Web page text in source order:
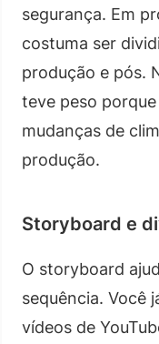
segurança. Em
costuma ser
produção e pós.
teve peso
mudanças de
produção.
Storyboard e
O storyboard
sequência. Você
vídeos de